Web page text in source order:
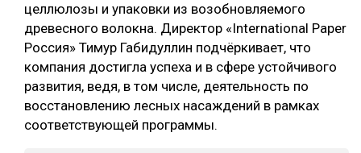
целлюлозы и упаковки из возобновляемого
древесного волокна. Директор «International Paper
Россия» Тимур Габидуллин подчёркивает, что
компания достигла успеха и в сфере устойчивого
развития, ведя, в том числе, деятельность по
восстановлению лесных насаждений в рамках
соответствующей программы.